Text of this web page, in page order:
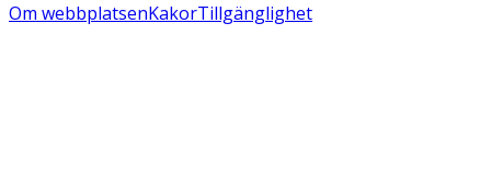
Om webbplatsenKakorTillgänglighet